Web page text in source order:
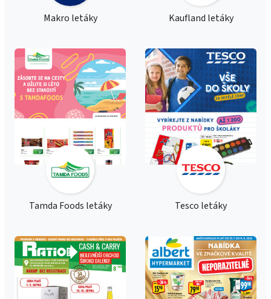
Makro letáky Kaufland letáky
Tamda Foods letáky Tesco letáky